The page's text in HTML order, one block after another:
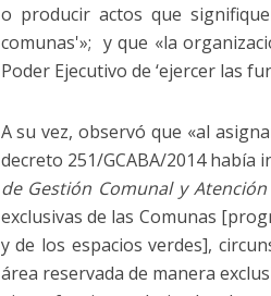
o producir actos que
comunas'»; y que «la
Poder Ejecutivo de ‘ejercer las
A su vez, observó que «al
decreto 251/GCABA/2014 había
de Gestión Comunal y
exclusivas de las Comunas
y de los espacios verdes],
área reservada de manera